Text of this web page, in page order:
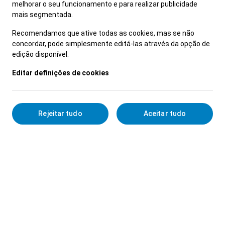
de acompanhamento do negócio após-venda
- Assegura o funcionamento e organização das
equipas sob a sua responsabilidade
- Promove a fidelização e satisfação dos
clientes
- Revela gosto e curiosidade por aprender
ferramentas informáticas de suporte ao negócio
- É organizado e tem capacidade analítica
- Tem capacidade de trabalho sob pressão e
gestão de tempo
melhorar o seu funcionamento e para realizar publicidade
mais segmentada.
Recomendamos que ative todas as cookies, mas se não
concordar, pode simplesmente editá-las através da opção de
edição disponível.
Editar definições de cookies
Rejeitar tudo Aceitar tudo